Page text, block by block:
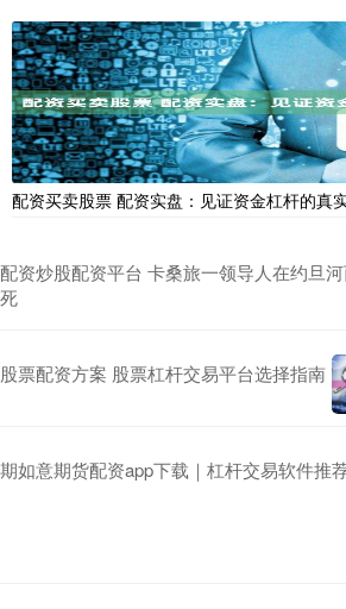
配资买卖股票 配资实盘：见证资金杠杆的真
配资炒股配资平台 卡桑旅一领导人在约旦
死
股票配资方案 股票杠杆交易平台选择指南
期如意期货配资app下载｜杠杆交易软件推